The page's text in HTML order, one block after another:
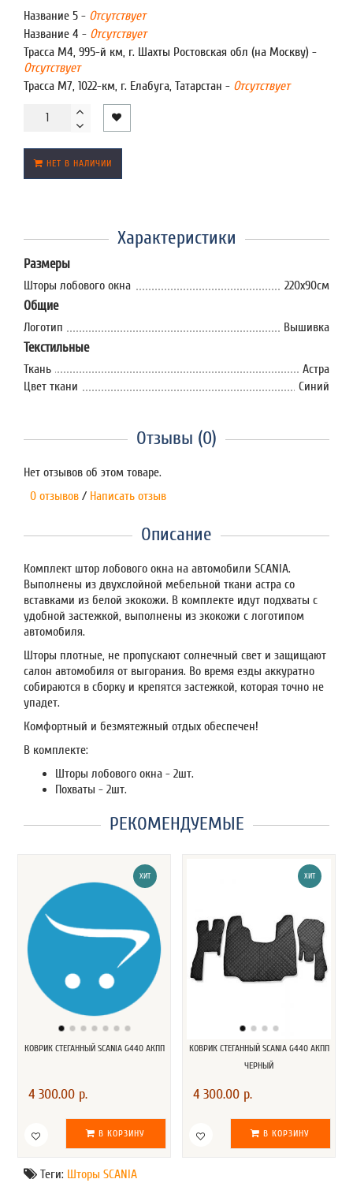
Название 5 - Отсутствует
Название 4 - Отсутствует
Трасса М4, 995-й км, г. Шахты Ростовская обл (на Москву) -
Отсутствует
Трасса М7, 1022-км, г. Елабуга, Татарстан - Отсутствует
НЕТ В НАЛИЧИИ
Характеристики
Размеры
Шторы лобового окна 220х90см
Общие
Логотип Вышивка
Текстильные
Ткань
Астра
Цвет ткани
Синий
Отзывы (0)
Нет отзывов об этом товаре.
0 отзывов / Написать отзыв
Описание
Комплект штор лобового окна на автомобили SCANIA.
Выполнены из двухслойной мебельной ткани астра со
вставками из белой экокожи. В комплекте идут подхваты с
удобной застежкой, выполнены из экокожи с логотипом
автомобиля.
Шторы плотные, не пропускают солнечный свет и защищают
салон автомобиля от выгорания. Во время езды аккуратно
собираются в сборку и крепятся застежкой, которая точно не
упадет.
Комфортный и безмятежный отдых обеспечен!
В комплекте:
Шторы лобового окна - 2шт.
Похваты - 2шт.
РЕКОМЕНДУЕМЫЕ
ХИТ
КОВРИК СТЕГАННЫЙ SCANIA G440 АКПП
4 300.00 р.
В КОРЗИНУ
ХИТ
КОВРИК СТЕГАННЫЙ SCANIA G440 АКПП
ЧЕРНЫЙ
4 300.00 р.
В КОРЗИНУ
Теги: Шторы SCANIA